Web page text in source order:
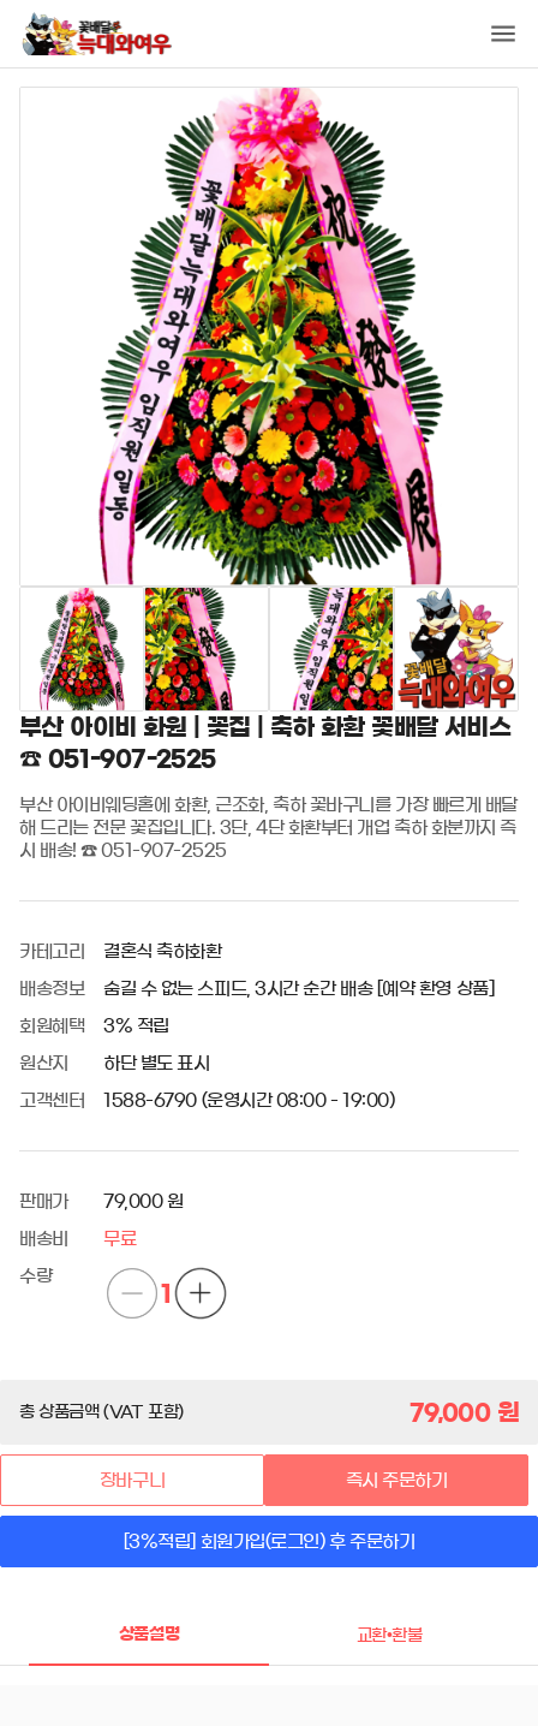
부산 아이비 화원 | 꽃집 | 축하 화환 꽃배달 서비스
☎️ 051-907-2525
부산 아이비웨딩홀에 화환, 근조화, 축하 꽃바구니를 가장 빠르게 배달
해 드리는 전문 꽃집입니다. 3단, 4단 화환부터 개업 축하 화분까지 즉
시 배송! ☎ 051-907-2525
카테고리 결혼식 축하화환
배송정보 숨길 수 없는 스피드, 3시간 순간 배송 [예약 환영 상품]
회원혜택 3% 적립
원산지 하단 별도 표시
고객센터 1588-6790 (운영시간 08:00 - 19:00)
판매가 79,000 원
배송비 무료
수량
1
총 상품금액 (VAT 포함) 79,000원
장바구니 즉시 주문하기
[3%적립] 회원가입(로그인) 후 주문하기
상품설명 교환•환불